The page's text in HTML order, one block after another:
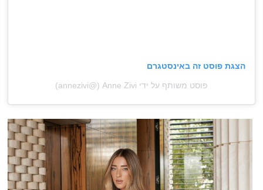
הצגת פוסט זה באינסטגרם
פוסט משותף על ידי ‏‎Anne Zivi‎‏ (@‏‎annezivi‎‏)